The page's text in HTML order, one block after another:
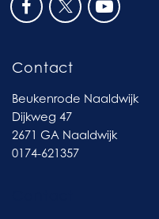
Contact
Beukenrode Naaldwijk
Dijkweg 47
2671 GA Naaldwijk
0174-621357